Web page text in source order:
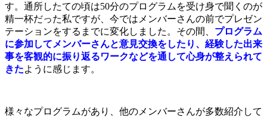
す。通所したての頃は50分のプログラムを受け身で聞くのが
精一杯だった私ですが、今ではメンバーさんの前でプレゼン
テーションをするまでに変化しました。その間、 プログラム
に参加してメンバーさんと意見交換をしたり、経験した出来
事を客観的に振り返るワークなどを通して心身が整えられて
きたように感じます。
様々なプログラムがあり、他のメンバーさんが多数紹介して